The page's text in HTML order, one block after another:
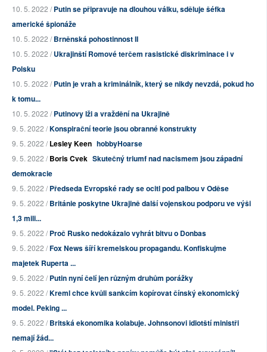
10. 5. 2022 /Putin se připravuje na dlouhou válku, sděluje šéfka
americké špionáže
10. 5. 2022 /Brněnská pohostinnost II
10. 5. 2022 /Ukrajinští Romové terčem rasistické diskriminace i v
Polsku
10. 5. 2022 /Putin je vrah a kriminálník, který se nikdy nevzdá, pokud ho
k tomu...
10. 5. 2022 /Putinovy lži a vraždění na Ukrajině
9. 5. 2022 /Konspirační teorie jsou obranné konstrukty
9. 5. 2022 /Lesley Keen hobbyHoarse
9. 5. 2022 /Boris Cvek Skutečný triumf nad nacismem jsou západní
demokracie
9. 5. 2022 /Předseda Evropské rady se ocitl pod palbou v Oděse
9. 5. 2022 /Británie poskytne Ukrajině další vojenskou podporu ve výši
1,3 mili...
9. 5. 2022 /Proč Rusko nedokázalo vyhrát bitvu o Donbas
9. 5. 2022 /Fox News šíří kremelskou propagandu. Konfiskujme
majetek Ruperta ...
9. 5. 2022 /Putin nyní čelí jen různým druhům porážky
9. 5. 2022 /Kreml chce kvůli sankcím kopírovat čínský ekonomický
model. Peking ...
9. 5. 2022 /Britská ekonomika kolabuje. Johnsonovi idiotští ministři
nemají žád...